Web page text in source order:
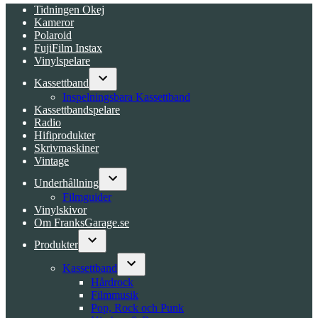
Tidningen Okej
Kameror
Polaroid
FujiFilm Instax
Vinylspelare
Kassettband
Open
dropdown
menu
Inspelningsbara Kassettband
Kassettbandspelare
Radio
Hifiprodukter
Skrivmaskiner
Vintage
Underhållning
Open
Filmguider
Vinylskivor
Om FranksGarage.se
Produkter
Open
dropdown
menu
Kassettband
Open
dropdown
menu
Hårdrock
Filmmusik
Pop, Rock och Punk